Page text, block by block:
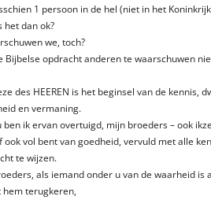
1 persoon in de hel (niet in het
het dan ok?
we, toch?
Bijbelse opdracht anderen te waarschuwen
des HEEREN is het beginsel van de kennis,
en vermaning.
ben ik ervan overtuigd, mijn broeders – ook
ook vol bent van goedheid, vervuld met alle
te wijzen.
als iemand onder u van de waarheid is
terugkeren,